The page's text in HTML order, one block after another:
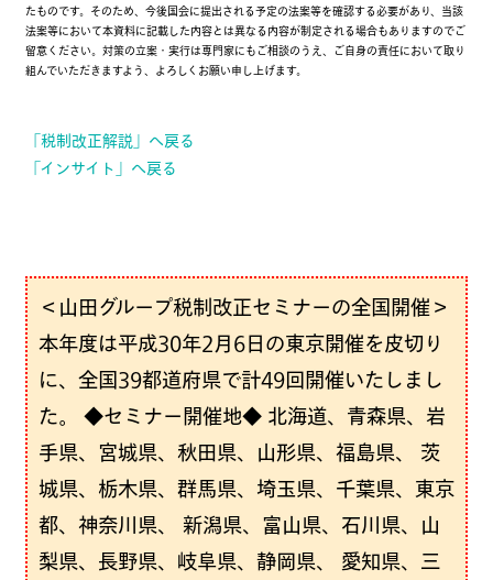
たものです。そのため、今後国会に提出される予定の法案等を確認する必要があり、当該
法案等において本資料に記載した内容とは異なる内容が制定される場合もありますのでご
留意ください。対策の立案・実行は専門家にもご相談のうえ、ご自身の責任において取り
組んでいただきますよう、よろしくお願い申し上げます。
「税制改正解説」へ戻る
「インサイト」へ戻る
＜山田グループ税制改正セミナーの全国開催＞
本年度は平成30年2月6日の東京開催を皮切り
に、全国39都道府県で計49回開催いたしまし
た。 ◆セミナー開催地◆ 北海道、青森県、岩
手県、宮城県、秋田県、山形県、福島県、 茨
城県、栃木県、群馬県、埼玉県、千葉県、東京
都、神奈川県、 新潟県、富山県、石川県、山
梨県、長野県、岐阜県、静岡県、 愛知県、三